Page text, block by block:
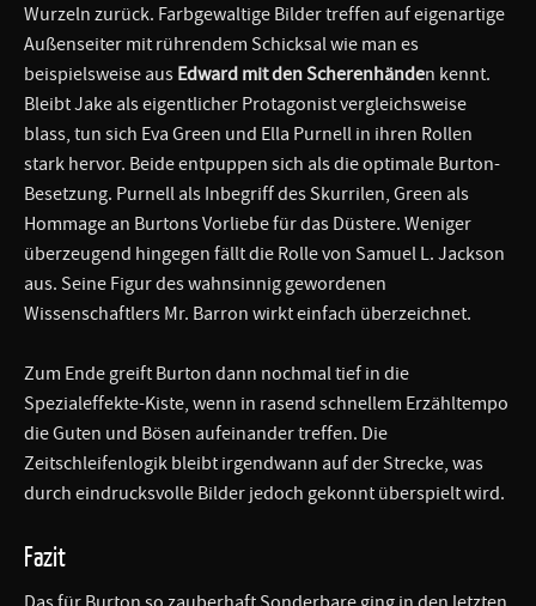
Wurzeln zurück. Farbgewaltige Bilder treffen auf eigenartige
Außenseiter mit rührendem Schicksal wie man es
beispielsweise aus Edward mit den Scherenhänden kennt.
Bleibt Jake als eigentlicher Protagonist vergleichsweise
blass, tun sich Eva Green und Ella Purnell in ihren Rollen
stark hervor. Beide entpuppen sich als die optimale Burton-
Besetzung. Purnell als Inbegriff des Skurrilen, Green als
Hommage an Burtons Vorliebe für das Düstere. Weniger
überzeugend hingegen fällt die Rolle von Samuel L. Jackson
aus. Seine Figur des wahnsinnig gewordenen
Wissenschaftlers Mr. Barron wirkt einfach überzeichnet.
Zum Ende greift Burton dann nochmal tief in die
Spezialeffekte-Kiste, wenn in rasend schnellem Erzähltempo
die Guten und Bösen aufeinander treffen. Die
Zeitschleifenlogik bleibt irgendwann auf der Strecke, was
durch eindrucksvolle Bilder jedoch gekonnt überspielt wird.
Fazit